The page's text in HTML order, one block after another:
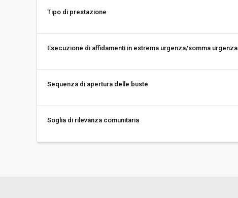
Tipo di prestazione
Esecuzione di affidamenti in estrema urgenza/somma urgenza
Sequenza di apertura delle buste
Soglia di rilevanza comunitaria